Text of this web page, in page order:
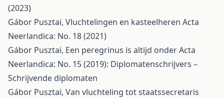
(2023)
Gábor Pusztai, Vluchtelingen en kasteelheren Acta
Neerlandica: No. 18 (2021)
Gábor Pusztai, Een peregrinus is altijd onderActa
Neerlandica: No. 15 (2019): Diplomatenschrijvers –
Schrijvende diplomaten
Gábor Pusztai, Van vluchteling tot staatssecretaris